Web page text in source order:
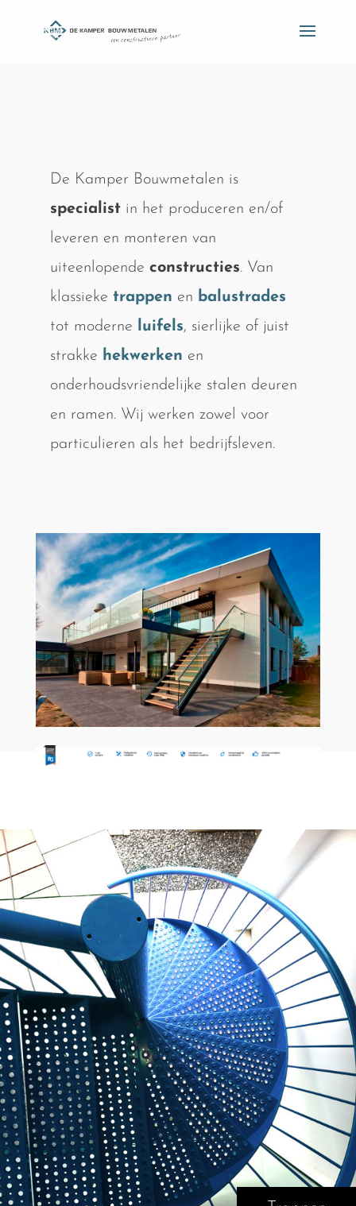
De Kamper Bouwmetalen is
specialistin het produceren en/of
leveren en monteren van
uiteenlopende constructies. Van
klassieke trappen en balustrades
tot moderne luifels, sierlijke of juist
strakke hekwerken en
onderhoudsvriendelijke stalen deuren
en ramen. Wij werken zowel voor
particulieren als het bedrijfsleven.